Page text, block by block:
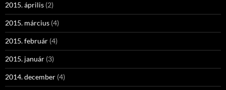
2015. április (2)
2015. március (4)
2015. február (4)
2015. január (3)
2014. december (4)